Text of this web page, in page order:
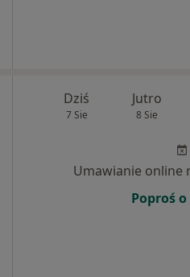
Dziś
7 Sie
Jutro
8 Sie
Umawianie online
Poproś